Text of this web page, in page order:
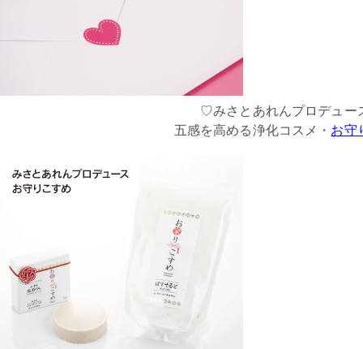
♡みさとあれんプロデュー
五感を高める浄化コスメ・ お守